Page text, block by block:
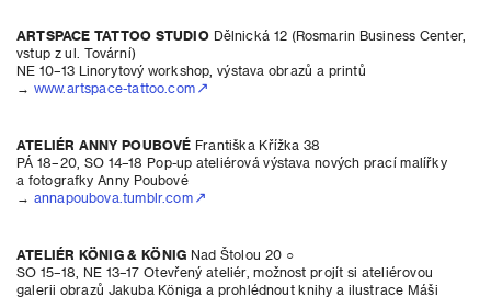
ARTSPACE TATTOO STUDIODělnická 12 (Rosmarin Business Center,
vstup z ul. Tovární)
NE 10–13 Linorytový workshop, výstava obrazů a printů
→ www.artspace-tattoo.com
ATELIÉR ANNY POUBOVÉ Františka Křížka 38
PÁ 18–20, SO 14–18 Pop-up ateliérová výstava nových prací malířky
a fotografky Anny Poubové
→ annapoubova.tumblr.com
ATELIÉR KÖNIG & KÖNIG Nad Štolou 20 ○
SO 15–18, NE 13–17 Otevřený ateliér, možnost projít si ateliérovou
galerii obrazů Jakuba Königa a prohlédnout knihy a ilustrace Máši